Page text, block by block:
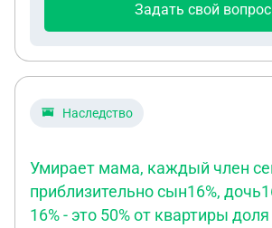
требует выписать из квартиры
какие-то права? Могут ли они ее
и прописать у себя?
Задать свой вопрос
Наследство
Умирает мама, каждый член
приблизительно сын16%,
16% - это 50% от квартиры